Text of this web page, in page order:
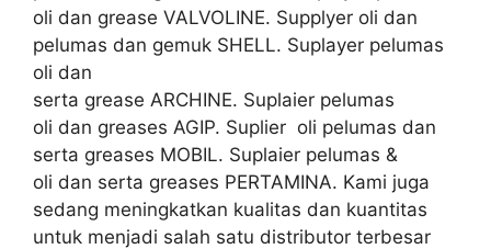
oli dan grease VALVOLINE. Supplyer oli dan
pelumas dan gemuk SHELL. Suplayer pelumas
oli dan
serta grease ARCHINE. Suplaier pelumas
oli dan greases AGIP. Suplier oli pelumas dan
serta greases MOBIL. Suplaier pelumas &
oli dan serta greases PERTAMINA. Kami juga
sedang meningkatkan kualitas dan kuantitas
untuk menjadi salah satu distributor terbesar